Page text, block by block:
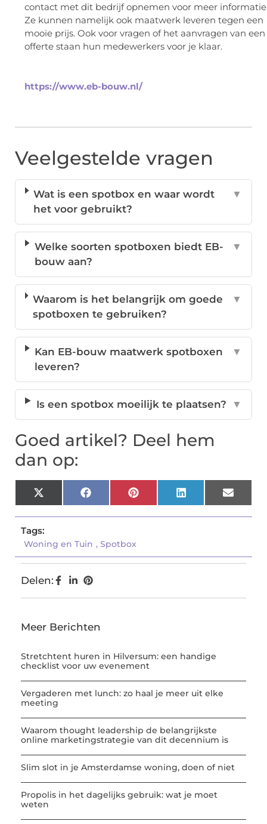
contact met dit bedrijf opnemen voor meer
Ze kunnen namelijk ook maatwerk leveren tegen een
mooie prijs. Ook voor vragen of het aanvragen van een
offerte staan hun medewerkers voor je klaar.
https://www.eb-bouw.nl/
Veelgestelde vragen
Wat is een spotbox en waar wordt
het voor gebruikt?
▼
Welke soorten spotboxen biedt EB-
bouw aan?
▼
Waarom is het belangrijk om goede
spotboxen te gebruiken?
▼
Kan EB-bouw maatwerk spotboxen
leveren?
▼
Is een spotbox moeilijk te plaatsen? ▼
Goed artikel? Deel hem
dan op:
X
(Twitter)
FacebookPinterestLinkedInEmail
Tags:
Woning en Tuin , Spotbox
Delen:
Meer Berichten
Stretchtent huren in Hilversum: een handige
checklist voor uw evenement
Vergaderen met lunch: zo haal je meer uit elke
meeting
Waarom thought leadership de belangrijkste
online marketingstrategie van dit decennium is
Slim slot in je Amsterdamse woning, doen of niet
Propolis in het dagelijks gebruik: wat je moet
weten